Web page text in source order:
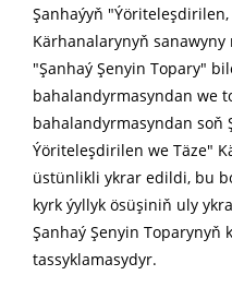
Şanhaýyň
Kärhanalarynyň
"Şanhaý Şenyin Topary"
bahalandyrmasyndan we
bahalandyrmasyndan soň
Ýöriteleşdirilen we Täze"
üstünlikli ykrar edildi, bu
kyrk ýyllyk ösüşiniň uly
Şanhaý Şenyin Toparynyň
tassyklamasydyr.